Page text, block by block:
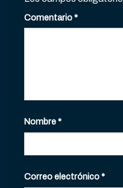
Comentario*
Nombre*
Correo electrónico*